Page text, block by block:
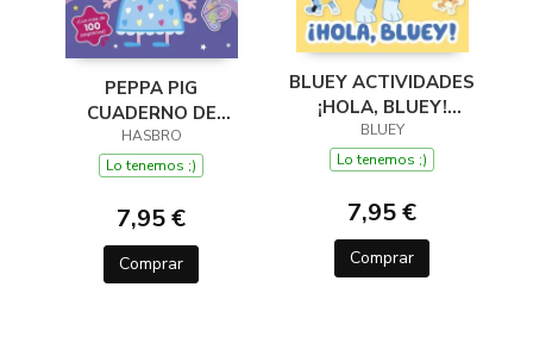
PEPPA PIG
CUADERNO DE
ACTIVIDADES LOS
VESTIDOS
CUADERNO DE
HASBRO
Lo tenemos ;)
7,95 €
Comprar
BLUEY ACTIVIDADES
¡HOLA, BLUEY!
LIBRO DE
PEGATINAS
BLUEY
Lo tenemos ;)
7,95 €
Comprar